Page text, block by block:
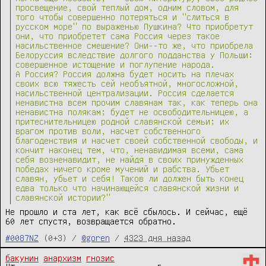
просвещение, свой теплый дом, одним словом, для
того чтобы совершенно потеряться и "слиться в
русском море" по выраженью Пушкина? Что приобретут
они, что приобретет сама Россия через такое
насильственное смешение? Они--то же, что приобрела
Белоруссия вследствие долгого подданства у Поль­ши:
совершенное истощение и поглупение народа.
А Россия? Россия должна будет носить на плечах
своих всю тяжесть сей необъятной, многосложной,
насильственной централизации. Рос­сия сделается
ненавистна всем прочим славянам так, как теперь она
ненавистна полякам; будет не освободительницею, а
притес­нительницею родной славянской семьи; их
врагом против воли, насчет собственного
благоденствия и насчет своей собственной свободы, и
кончит наконец тем, что, ненавидимая всеми, сама
себя возненавидит, не найдя в своих принужденных
победах ни­чего кроме мучений и рабства. Убьет
славян, убьет и себя! Таков ли должен быть конец
едва только что начинающейся славян­ской жизни и
славянской истории?"
Не прошло и ста лет, как всё сбылось. И сейчас, ещё
60 лет спустя, возвращается обратно.
#0087NZ
(0+3) / @goren / 4323 дня назад
бакунин анархизм
гнозис